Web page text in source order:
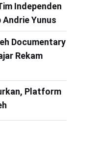
Independen
Yunus
Documentary
Rekam
Platform